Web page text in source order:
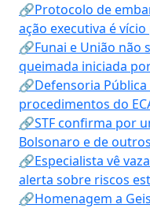
🔗Protocolo de
ação executiva é
🔗Funai e União não
queimada iniciada
🔗Defensoria
procedimentos do
🔗STF confirma por
Bolsonaro e de
🔗Especialista vê
alerta sobre riscos
🔗Homenagem a